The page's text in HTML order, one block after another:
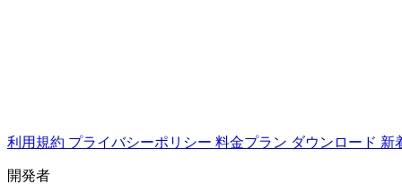
利用規約 プライバシーポリシー 料金プラン ダウンロード 新
開発者